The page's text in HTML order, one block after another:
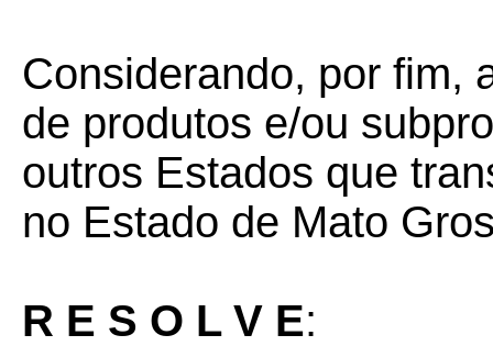
Considerando, por fim,
de produtos e/ou
outros Estados que
no Estado de Mato
R E S O L V E: